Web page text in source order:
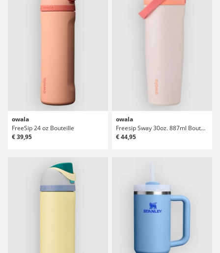
owala
FreeSip 24 oz Bouteille
€ 39,95
owala
Freesip Sway 30oz. 887ml Bouteille
€ 44,95